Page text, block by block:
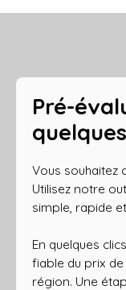
Pré-
Vous souhaitez
Utilisez notre
simple, rapide
En quelques
fiable du prix
région. Une